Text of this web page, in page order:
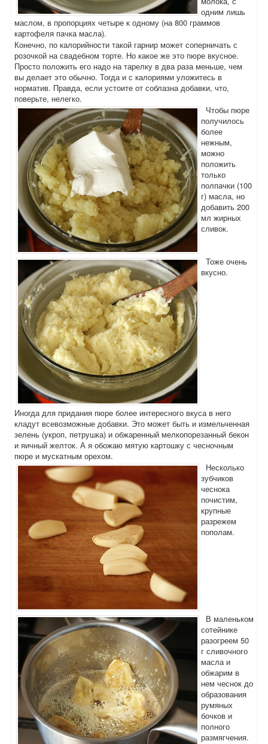
одним лишь
маслом, в пропорциях четыре к одному (на 800 граммов
картофеля пачка масла).
Конечно, по калорийности такой гарнир может соперничать с
розочкой на свадебном торте. Но какое же это пюре вкусное.
Просто положить его надо на тарелку в два раза меньше, чем
вы делает это обычно. Тогда и с калориями уложитесь в
норматив. Правда, если устоите от соблазна добавки, что,
поверьте, нелегко.
Чтобы пюре
получилось
более
нежным,
можно
положить
только
полпачки (100
г) масла, но
добавить 200
мл жирных
сливок.
Тоже очень
вкусно.
Иногда для придания пюре более интересного вкуса в него
кладут всевозможные добавки. Это может быть и измельченная
зелень (укроп, петрушка) и обжаренный мелкопорезанный бекон
и яичный желток. А я обожаю мятую картошку с чесночным
пюре и мускатным орехом.
Несколько
зубчиков
чеснока
почистим,
крупные
разрежем
пополам.
В маленьком
сотейнике
разогреем 50
г сливочного
масла и
обжарим в
нем чеснок до
образования
румяных
бочков и
полного
размягчения.